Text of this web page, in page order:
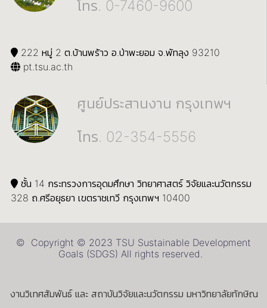
โทร. 0-7460-9600
222 หมู่ 2 ต.บ้านพร้าว อ.ป่าพะยอม จ.พัทลุง 93210
pt.tsu.ac.th
ศูนย์ประสานงาน กรุงเทพฯ
โทร. 02-354-5556
ชั้น 14 กระทรวงการอุดมศึกษา วิทยาศาสตร์ วิจัยและนวัตกรรม
328 ถ.ศรีอยุธยา เขตราชเทวี กรุงเทพฯ 10400
© Copyright © 2023 TSU Sustainable Development
Goals (SDGS) All rights reserved.
งานวิเทศสัมพันธ์ และ สถาบันวิจัยและนวัตกรรม มหาวิทยาลัยทักษิณ